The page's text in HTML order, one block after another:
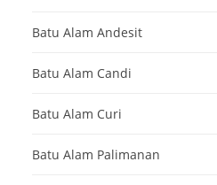
Batu Alam Andesit
Batu Alam Candi
Batu Alam Curi
Batu Alam Palimanan